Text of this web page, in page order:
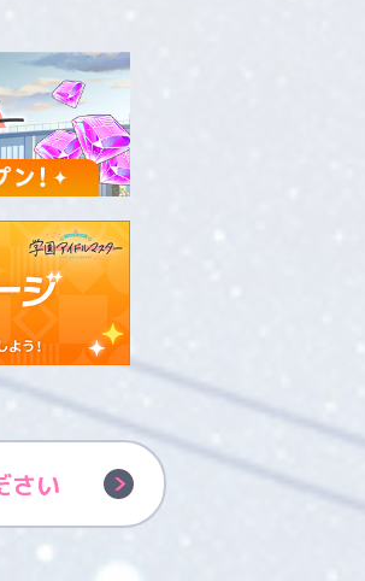
さい